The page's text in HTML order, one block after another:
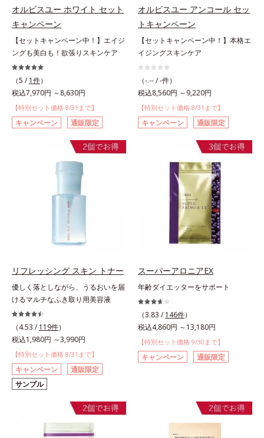
オルビスユー ホワイト セット
キャンペーン
【セットキャンペーン中！】エイジ
ングも美白も！欲張りスキンケア
（5 / 1件）
税込7,970円 ～8,630円
【特別セット価格 8/31まで】
キャンペーン 通販限定
オルビスユー アンコール セッ
トキャンペーン
【セットキャンペーン中！】本格エ
イジングスキンケア
（-.-- / -件）
税込8,560円 ～9,220円
【特別セット価格 8/31まで】
キャンペーン 通販限定
リフレッシング スキン トナー
優しく落としながら、うるおいを届
けるマルチなふき取り用美容液
（4.53 / 119件）
税込1,980円 ～3,990円
【特別セット価格 8/31まで】
キャンペーン
通販限定
サンプル
スーパーアロニアEX
年齢ダイエッターをサポート
（3.83 / 146件）
税込4,860円 ～13,180円
【特別セット価格 9/30まで】
キャンペーン 通販限定